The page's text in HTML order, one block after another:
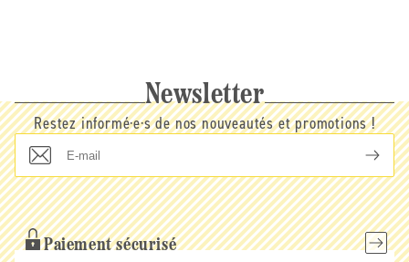
Newsletter
Restez informé·e·s de nos nouveautés et promotions !
E-
mail
Paiement sécurisé